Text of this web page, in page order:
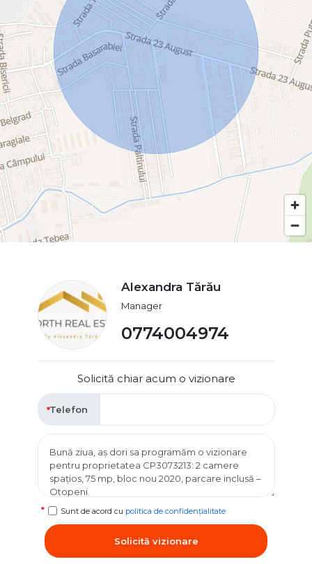
Alexandra Tărău
Manager
0774004974
Solicită chiar acum o vizionare
Telefon
Sunt de acord cu politica de confidențialitate
Solicită vizionare